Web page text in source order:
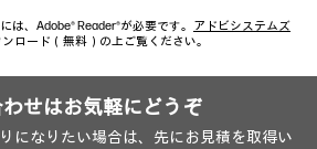
は、Adobe® Reader®が必要です。 アドビシステムズ
ロード（無料）の上ご覧ください。
せはお気軽にどうぞ
になりたい場合は、先にお見積を取得い